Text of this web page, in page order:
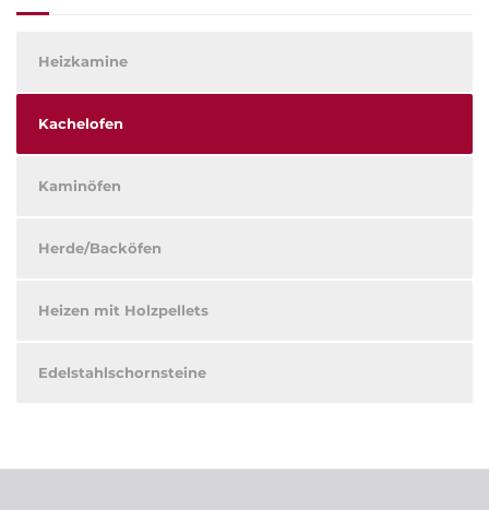
Heizkamine
Kachelofen
Kaminöfen
Herde/Backöfen
Heizen mit Holzpellets
Edelstahlschornsteine